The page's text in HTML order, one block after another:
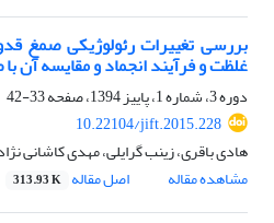
بررسی تغییرات رئولوژیکی صمغ
غلظت و فرآیند انجماد و مقایسه آن
دوره 3، شماره 1، پاییز 1394، صفحه
33-42
10.22104/jift.2015.228
هادی باقری، زینب گرایلی، مهدی کاشانی
مشاهده مقاله
اصل مقاله 313.93 K